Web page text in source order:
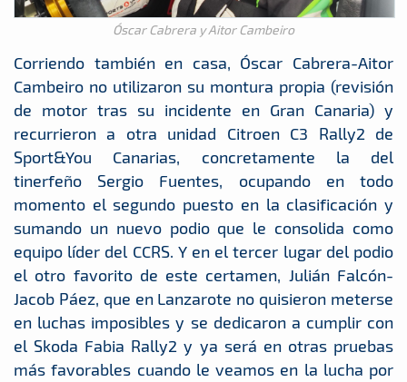
Óscar Cabrera y Aitor Cambeiro
Corriendo también en casa, Óscar Cabrera-Aitor
Cambeiro no utilizaron su montura propia (revisión
de motor tras su incidente en Gran Canaria) y
recurrieron a otra unidad Citroen C3 Rally2 de
Sport&You Canarias, concretamente la del
tinerfeño Sergio Fuentes, ocupando en todo
momento el segundo puesto en la clasificación y
sumando un nuevo podio que le consolida como
equipo líder del CCRS. Y en el tercer lugar del podio
el otro favorito de este certamen, Julián Falcón-
Jacob Páez, que en Lanzarote no quisieron meterse
en luchas imposibles y se dedicaron a cumplir con
el Skoda Fabia Rally2 y ya será en otras pruebas
más favorables cuando le veamos en la lucha por